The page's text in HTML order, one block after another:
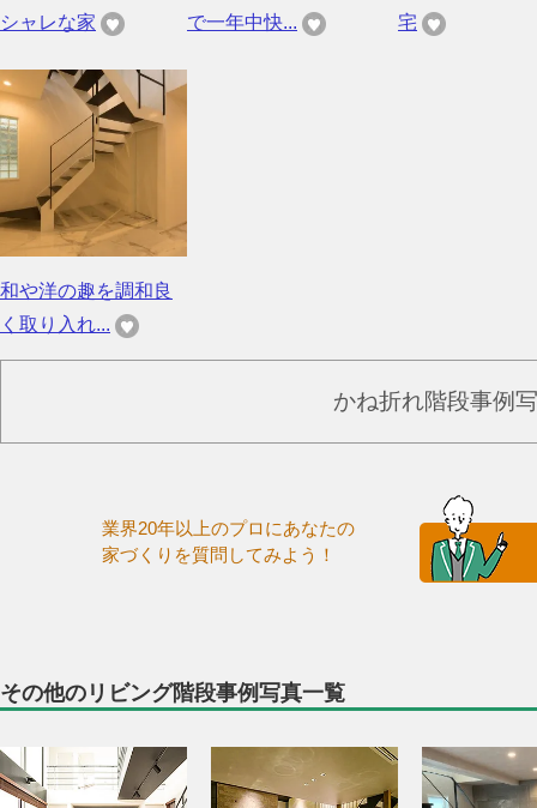
シャレな家
で一年中快...
宅
和や洋の趣を調和良
く取り入れ...
かね折れ階段事例
業界20年以上のプロにあなたの
家づくりを質問してみよう！
その他のリビング階段事例写真一覧